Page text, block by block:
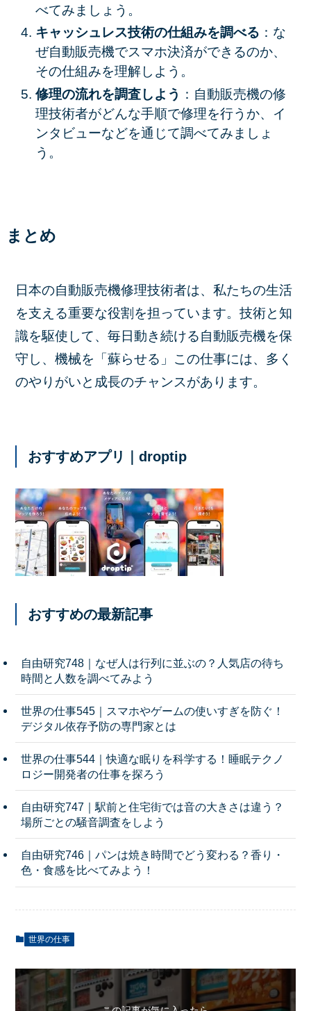
べてみましょう。
キャッシュレス技術の仕組みを調べる ：な
ぜ自動販売機でスマホ決済ができるのか、
その仕組みを理解しよう。
修理の流れを調査しよう ：自動販売機の修
理技術者がどんな手順で修理を行うか、イ
ンタビューなどを通じて調べてみましょ
う。
まとめ
日本の自動販売機修理技術者は、私たちの生活
を支える重要な役割を担っています。技術と知
識を駆使して、毎日動き続ける自動販売機を保
守し、機械を「蘇らせる」この仕事には、多く
のやりがいと成長のチャンスがあります。
おすすめアプリ｜droptip
おすすめの最新記事
自由研究748｜なぜ人は行列に並ぶの？人気店の待ち
時間と人数を調べてみよう
世界の仕事545｜スマホやゲームの使いすぎを防ぐ！
デジタル依存予防の専門家とは
世界の仕事544｜快適な眠りを科学する！睡眠テクノ
ロジー開発者の仕事を探ろう
自由研究747｜駅前と住宅街では音の大きさは違う？
場所ごとの騒音調査をしよう
自由研究746｜パンは焼き時間でどう変わる？香り・
色・食感を比べてみよう！
世界の仕事